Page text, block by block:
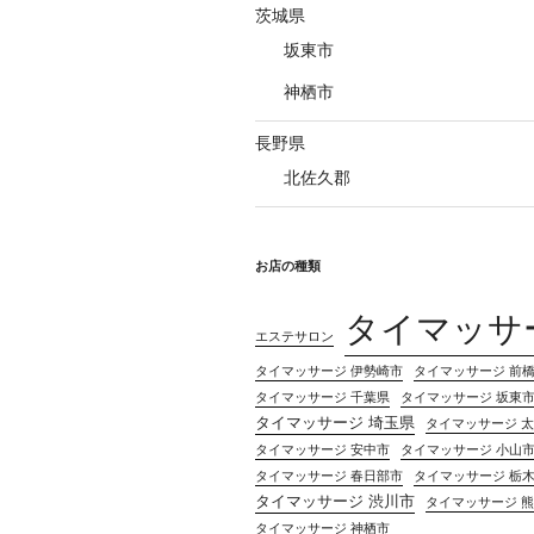
茨城県
坂東市
神栖市
長野県
北佐久郡
お店の種類
エステサロン タイマッサ
タイマッサージ 伊勢崎市
タイマッサージ 前
タイマッサージ 千葉県
タイマッサージ 坂東市
タイマッサージ 埼玉県
タイマッサージ
タイマッサージ 安中市
タイマッサージ 小山市
タイマッサージ 春日部市
タイマッサージ 栃
タイマッサージ 渋川市
タイマッサージ
タイマッサージ 神栖市